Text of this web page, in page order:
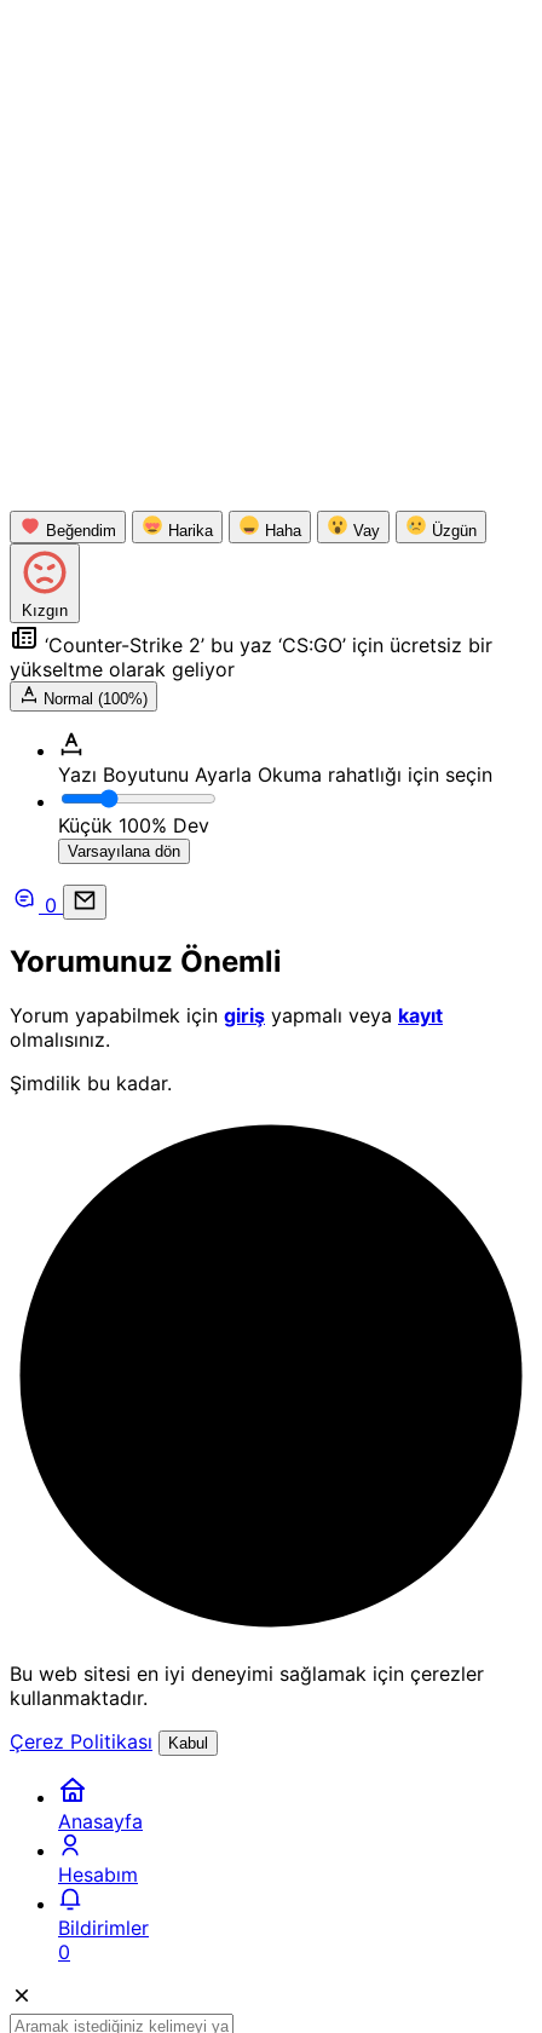
Beğendim Harika Haha Vay Üzgün
Kızgın
‘Counter-Strike 2’ bu yaz ‘CS:GO’ için ücretsiz bir
yükseltme olarak geliyor
Normal (100%)
Yazı Boyutunu Ayarla Okuma rahatlığı için seçin
Küçük 100% Dev
Varsayılana dön
0
Yorumunuz Önemli
Yorum yapabilmek için giriş yapmalı veya kayıt
olmalısınız.
Şimdilik bu kadar.
Bu web sitesi en iyi deneyimi sağlamak için çerezler
kullanmaktadır.
Çerez Politikası
Kabul
Anasayfa
Hesabım
Bildirimler
0